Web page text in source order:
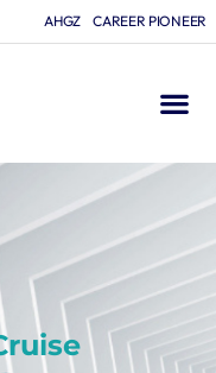
AHGZ CAREER PIONEER